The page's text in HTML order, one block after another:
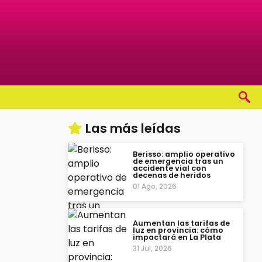
Las más leídas
Berisso: amplio operativo
de emergencia tras un
accidente vial con
decenas de heridos
01 Ago, 2026
Aumentan las tarifas de
luz en provincia: cómo
impactará en La Plata
31 Jul, 2026